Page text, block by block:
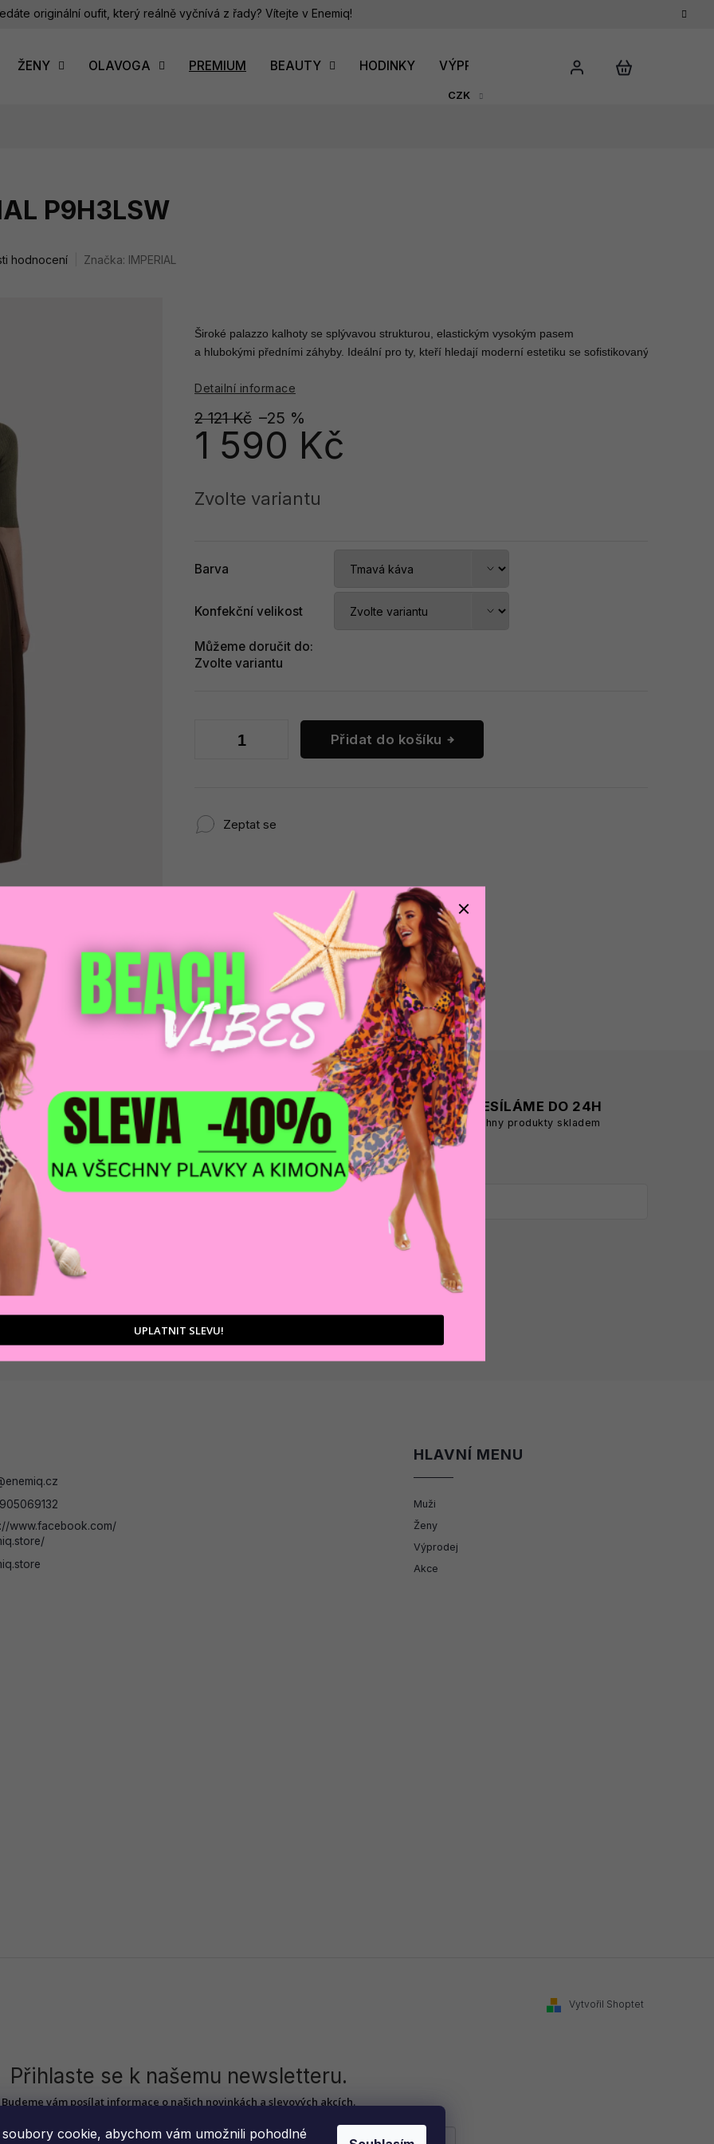
cookie, abychom vám umožnili pohodlné
originální oufit, který reálně vyčnívá z řady? Vítejte v Enemiq!
CZK
ŽENY OLAVOGA PREMIUM BEAUTY HODINKY VÝPRODEJ DÁRKOVÝ POUKAZ
P9H3LSW
hodnocení Značka: IMPERIAL
2 121 Kč –25 %
1 590 Kč
cena:
Zvolte variantu
Barva
Konfekční velikost
Můžeme doručit do:
Zvolte variantu
Přidat do košíku
Široké palazzo kalhoty se splývavou strukturou, elastickým vysokým pasem
a hlubokými předními záhyby. Ideální pro ty, kteří hledají moderní estetiku se sofistikovanými
Detailní informace
Zeptat se
VÁM
produktů
DOPRAVA ZDARMA
na adresu nebo pobočku
Zásilkovny
ODESÍLÁME DO 24H
všechny produkty skladem
enemiq.cz
www.facebook.com/
HLAVNÍ MENU
Muži
Ženy
Výprodej
Akce
Vytvořil Shoptet
Přihlaste se k našemu newsletteru.
Budeme vám posílat informace o našich novinkách a slevových akcích.
UPLATNIT SLEVU!